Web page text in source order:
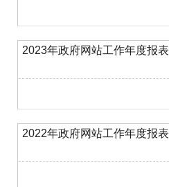
2023年政府网站工作年度报表
2022年政府网站工作年度报表